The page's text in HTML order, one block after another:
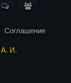
Обсуждения
Соглашение
И.